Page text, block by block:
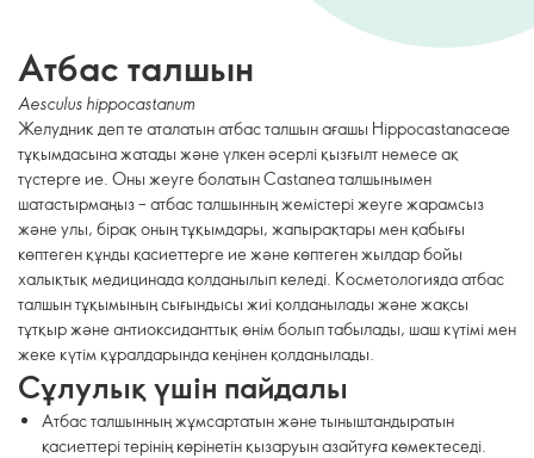
Атбас талшын
Aesculus hippocastanum
Желудник деп те аталатын атбас талшын ағашы Hippocastanaceae
тұқымдасына жатады және үлкен әсерлі қызғылт немесе ақ
түстерге ие. Оны жеуге болатын Castanea талшынымен
шатастырмаңыз – атбас талшынның жемістері жеуге жарамсыз
және улы, бірақ оның тұқымдары, жапырақтары мен қабығы
көптеген құнды қасиеттерге ие және көптеген жылдар бойы
халықтық медицинада қолданылып келеді. Косметологияда атбас
талшын тұқымының сығындысы жиі қолданылады және жақсы
тұтқыр және антиоксиданттық өнім болып табылады, шаш күтімі мен
жеке күтім құралдарында кеңінен қолданылады.
Сұлулық үшін пайдалы
Атбас талшынның жұмсартатын және тыныштандыратын
қасиеттері терінің көрінетін қызаруын азайтуға көмектеседі.